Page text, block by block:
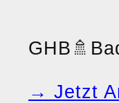
GHB 🚿
→ Jetzt